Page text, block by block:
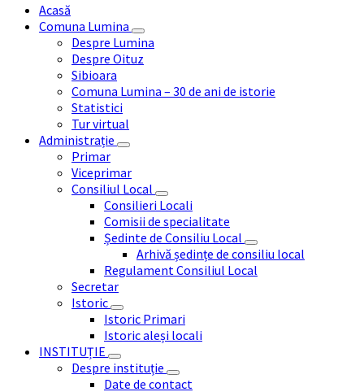
Acasă
Comuna Lumina
Despre Lumina
Despre Oituz
Sibioara
Comuna Lumina – 30 de ani de istorie
Statistici
Tur virtual
Administrație
Primar
Viceprimar
Consiliul Local
Consilieri Locali
Comisii de specialitate
Ședinte de Consiliu Local
Arhivă ședințe de consiliu local
Regulament Consiliul Local
Secretar
Istoric
Istoric Primari
Istoric aleși locali
INSTITUȚIE
Despre instituție
Date de contact